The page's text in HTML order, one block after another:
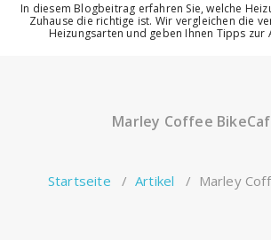
In diesem Blogbeitrag erfahren Sie, welche
Zuhause die richtige ist. Wir vergleichen die
Heizungsarten und geben Ihnen Tipps zur
Marley Coffee
Startseite / Artikel / Marley